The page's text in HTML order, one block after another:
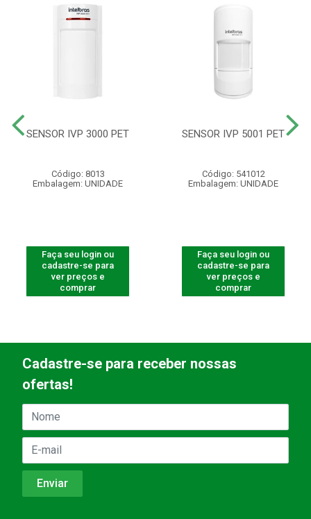
SENSOR IVP 3000 PET
Código: 8013
Embalagem: UNIDADE
Faça seu login ou
cadastre-se para
ver preços e
comprar
SENSOR IVP 5001 PET
Código: 541012
Embalagem: UNIDADE
Faça seu login ou
cadastre-se para
ver preços e
comprar
Cadastre-se para receber nossas
ofertas!